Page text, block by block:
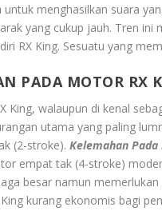
menghasilkan suara
yang cukup jauh. Tren ini
RX King. Sesuatu yang
PADA MOTOR RX
King, walaupun di kenal
utama yang paling
(2-stroke).Kelemahan Pada
empat tak (4-stroke)
besar namun
kurang ekonomis bagi